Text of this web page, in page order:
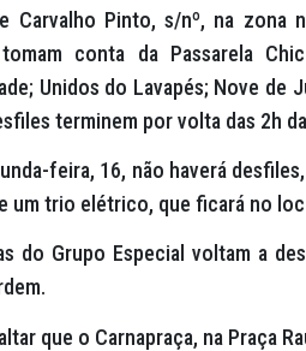
Carvalho Pinto, s/nº, na zona
tomam conta da Passarela
Unidos do Lavapés; Nove de
terminem por volta das 2h
feira, 16, não haverá
um trio elétrico, que ficará no
do Grupo Especial voltam a
que o Carnapraça, na Praça